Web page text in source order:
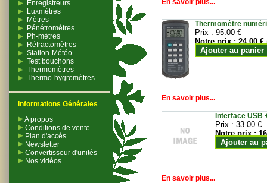
Enregistreurs
Luxmètres
Mètres
Pénétromètres
Ph-mètres
Réfractomètres
Station-Météo
Test bouchons
Thermomètres
Thermo-hygromètres
Informations Générales
A propos
Conditions de vente
Plan d'accès
Newsletter
Convertisseur d'unités
Nos vidéos
En savoir plus...
Thermomètre
Prix :95.00 €
Notre prix :24.00 €
Ajouter au panier
En savoir plus...
Interface USB
Prix :33.00 €
Notre prix :
Ajouter au
En savoir plus...